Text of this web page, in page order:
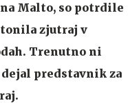
Malto, so potrdile
zjutraj v
Trenutno ni
predstavnik za